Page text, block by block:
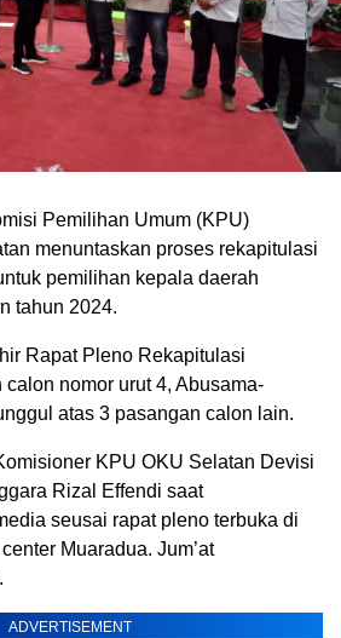
Pemilihan Umum (KPU)
menuntaskan proses rekapitulasi
pemilihan kepala daerah
tahun 2024.
Rapat Pleno Rekapitulasi
nomor urut 4, Abusama-
atas 3 pasangan calon lain.
KPU OKU Selatan Devisi
Rizal Effendi saat
seusai rapat pleno terbuka di
Muaradua. Jum’at
ADVERTISEMENT